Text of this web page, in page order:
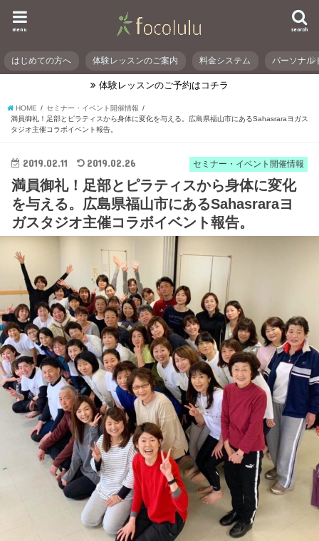
search
menu
はじめての方へ 体験レッスンのご案内 料金システム パーソナル
体験レッスンのご予約はコチラ
HOME
セミナー・イベント開催情報
満員御礼！足部とピラティスから身体に変化を与える。広島県福山市にあるSahasraraヨガス
タジオ主催コラボイベント報告。
セミナー・イベント開催情報
2019.02.11 2019.02.26
満員御礼！足部とピラティスから身体に変化
を与える。広島県福山市にあるSahasraraヨ
ガスタジオ主催コラボイベント報告。